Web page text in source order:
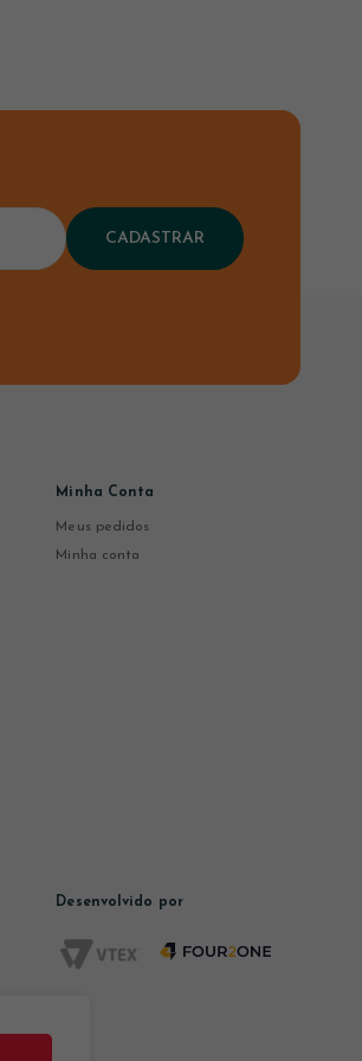
CADASTRAR
Minha Conta
Meus pedidos
Minha conta
Desenvolvido por